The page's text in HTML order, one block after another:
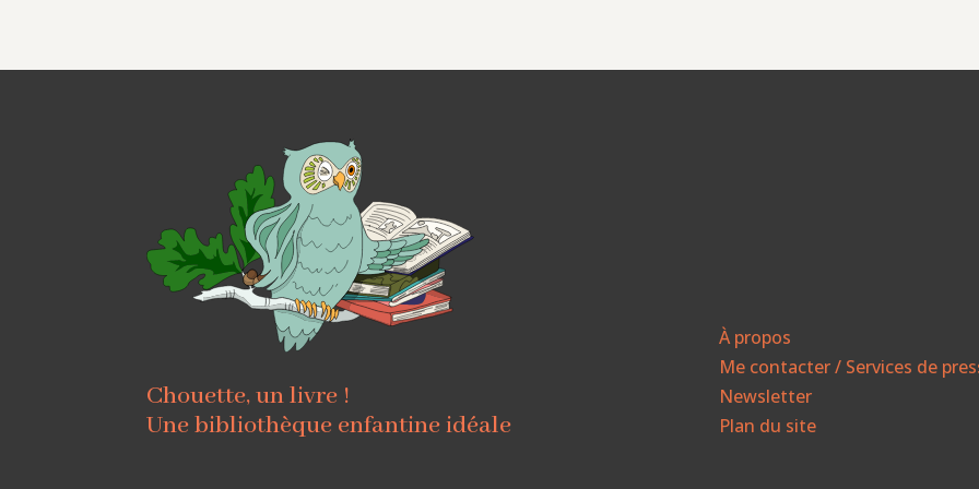
Chouette, un livre !
Une bibliothèque enfantine idéale
À propos
Me contacter / Services de
Newsletter
Plan du site